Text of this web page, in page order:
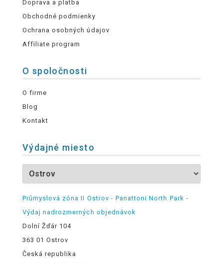
Doprava a platba
Obchodné podmienky
Ochrana osobných údajov
Affiliate program
O spoločnosti
O firme
Blog
Kontakt
Výdajné miesto
Průmyslová zóna II Ostrov - Panattoni North Park -
Výdaj nadrozmerných objednávok
Dolní Žďár 104
363 01 Ostrov
Česká republika